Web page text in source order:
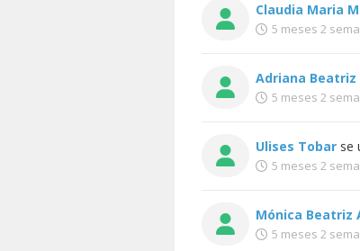
Claudia Maria
5 meses 2
Adriana Beatriz
5 meses 2
Ulises Tobar se
5 meses 2
Mónica Beatriz
5 meses 2